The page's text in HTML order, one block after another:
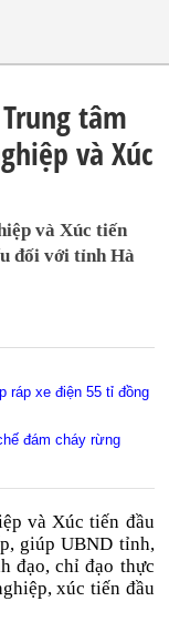
tâm
và Xúc
và Xúc tiến
đối với tỉnh Hà
ráp xe điện 55 tỉ đồng
đám cháy rừng
và Xúc tiến đầu
giúp UBND tỉnh,
đạo, chỉ đạo thực
xúc tiến đầu